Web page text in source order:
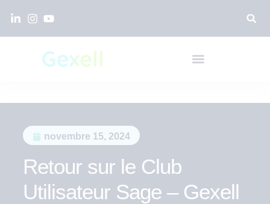
novembre 15, 2024
Retour sur le Club
Utilisateur Sage – Gexell